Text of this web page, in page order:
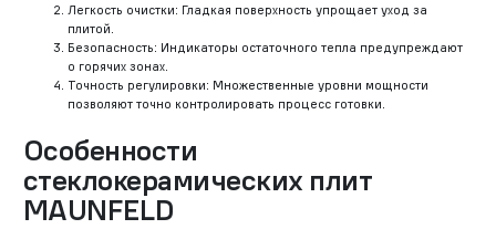
Легкость очистки: Гладкая поверхность упрощает уход за
плитой.
Безопасность: Индикаторы остаточного тепла предупреждают
о горячих зонах.
Точность регулировки: Множественные уровни мощности
позволяют точно контролировать процесс готовки.
Особенности
стеклокерамических плит
MAUNFELD